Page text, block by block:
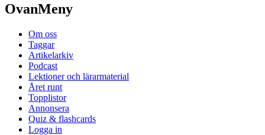
OvanMeny
Om oss
Taggar
Artikelarkiv
Podcast
Lektioner och lärarmaterial
Året runt
Topplistor
Annonsera
Quiz & flashcards
Logga in